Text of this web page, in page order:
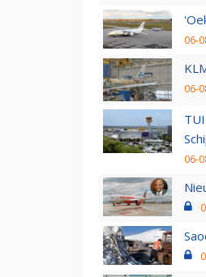
06-
06-
06-